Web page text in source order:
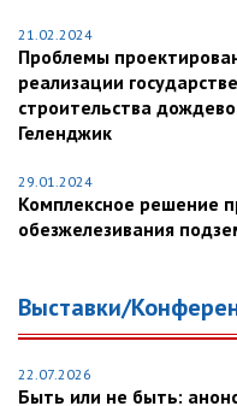
21.02.2024
Проблемы
реализации
строительства
Геленджик
29.01.2024
Комплексное решение
обезжелезивания
Выставки/
22.07.2026
Быть или не быть: